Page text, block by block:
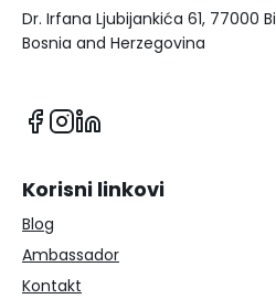
Dr. Irfana Ljubijankića 61, 77000
Bosnia and Herzegovina
Korisni linkovi
Blog
Ambassador
Kontakt